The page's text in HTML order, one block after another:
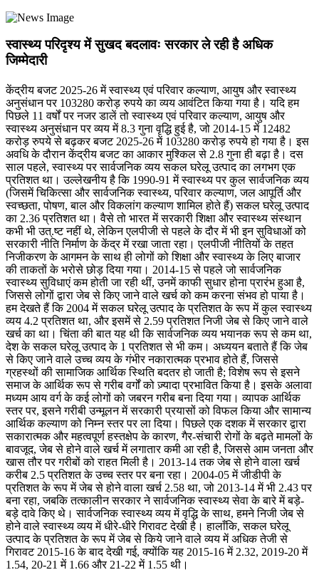
स्वास्थ्य परिदृश्य में सुखद बदलावः सरकार ले रही है अधिक
जिम्मेदारी
केंद्रीय बजट 2025-26 में स्वास्थ्य एवं परिवार कल्याण, आयुष और स्वास्थ्य
अनुसंधान पर 103280 करोड़ रुपये का व्यय आवंटित किया गया है। यदि हम
पिछले 11 वर्षों पर नजर डालें तो स्वास्थ्य एवं परिवार कल्याण, आयुष और
स्वास्थ्य अनुसंधान पर व्यय में 8.3 गुना वृद्धि हुई है, जो 2014-15 में 12482
करोड़ रुपये से बढ़कर बजट 2025-26 में 103280 करोड़ रुपये हो गया है। इस
अवधि के दौरान केंद्रीय बजट का आकार मुश्किल से 2.8 गुना ही बढ़ा है। दस
साल पहले, स्वास्थ्य पर सार्वजनिक व्यय सकल घरेलू उत्पाद का लगभग एक
प्रतिशत था। उल्लेखनीय है कि 1990-91 में स्वास्थ्य पर कुल सार्वजनिक व्यय
(जिसमें चिकित्सा और सार्वजनिक स्वास्थ्य, परिवार कल्याण, जल आपूर्ति और
स्वच्छता, पोषण, बाल और विकलांग कल्याण शामिल होते हैं) सकल घरेलू उत्पाद
का 2.36 प्रतिशत था। वैसे तो भारत में सरकारी शिक्षा और स्वास्थ्य संस्थान
कभी भी उत्.ष्ट नहीं थे, लेकिन एलपीजी से पहले के दौर में भी इन सुविधाओं को
सरकारी नीति निर्माण के केंद्र में रखा जाता रहा। एलपीजी नीतियों के तहत
निजीकरण के आगमन के साथ ही लोगों को शिक्षा और स्वास्थ्य के लिए बाजार
की ताकतों के भरोसे छोड़ दिया गया। 2014-15 से पहले जो सार्वजनिक
स्वास्थ्य सुविधाएं कम होती जा रही थीं, उनमें काफी सुधार होना प्रारंभ हुआ है,
जिससे लोगों द्वारा जेब से किए जाने वाले खर्च को कम करना संभव हो पाया है।
हम देखते हैं कि 2004 में सकल घरेलू उत्पाद के प्रतिशत के रूप में कुल स्वास्थ्य
व्यय 4.2 प्रतिशत था, और इसमें से 2.59 प्रतिशत निजी जेब से किए जाने वाले
खर्च का था। चिंता की बात यह थी कि सार्वजनिक व्यय भयानक रूप से कम था,
देश के सकल घरेलू उत्पाद के 1 प्रतिशत से भी कम। अध्ययन बताते हैं कि जेब
से किए जाने वाले उच्च व्यय के गंभीर नकारात्मक प्रभाव होते हैं, जिससे
ग्रहस्थों की सामाजिक आर्थिक स्थिति बदतर हो जाती है; विशेष रूप से इसने
समाज के आर्थिक रूप से गरीब वर्गों को ज़्यादा प्रभावित किया है। इसके अलावा
मध्यम आय वर्ग के कई लोगों को जबरन गरीब बना दिया गया। व्यापक आर्थिक
स्तर पर, इसने गरीबी उन्मूलन में सरकारी प्रयासों को विफल किया और सामान्य
आर्थिक कल्याण को निम्न स्तर पर ला दिया। पिछले एक दशक में सरकार द्वारा
सकारात्मक और महत्वपूर्ण हस्तक्षेप के कारण, गैर-संचारी रोगों के बढ़ते मामलों के
बावजूद, जेब से होने वाले खर्च में लगातार कमी आ रही है, जिससे आम जनता और
खास तौर पर गरीबों को राहत मिली है। 2013-14 तक जेब से होने वाला खर्च
करीब 2.5 प्रतिशत के उच्च स्तर पर बना रहा। 2004-05 में जीडीपी के
प्रतिशत के रूप में जेब से होने वाला खर्च 2.58 था, जो 2013-14 में भी 2.43 पर
बना रहा, जबकि तत्कालीन सरकार ने सार्वजनिक स्वास्थ्य सेवा के बारे में बड़े-
बड़े दावे किए थे। सार्वजनिक स्वास्थ्य व्यय में वृद्धि के साथ, हमने निजी जेब से
होने वाले स्वास्थ्य व्यय में धीरे-धीरे गिरावट देखी है। हालाँकि, सकल घरेलू
उत्पाद के प्रतिशत के रूप में जेब से किये जाने वाले व्यय में अधिक तेजी से
गिरावट 2015-16 के बाद देखी गई, क्योंकि यह 2015-16 में 2.32, 2019-20 में
1.54, 20-21 में 1.66 और 21-22 में 1.55 थी।